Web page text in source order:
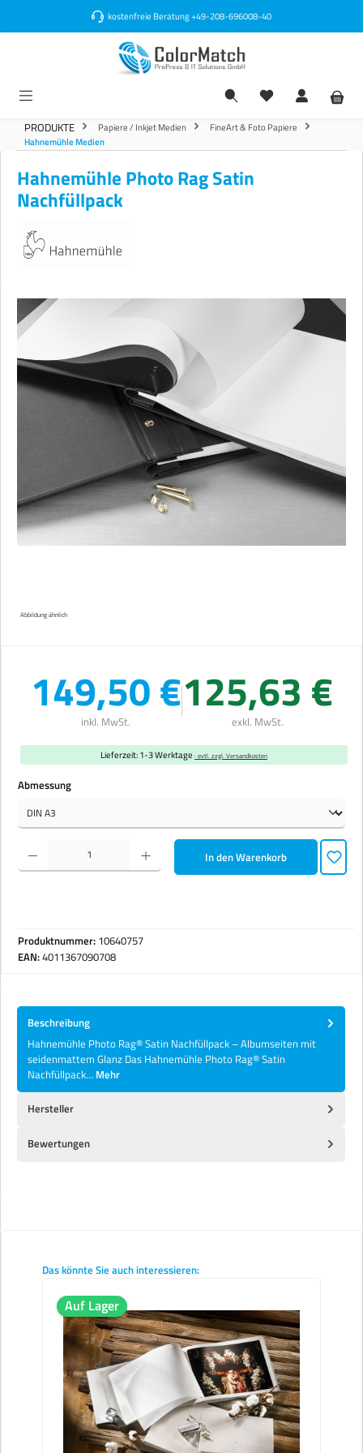
kostenfreie Beratung+49-208-696008-40
PRODUKTE Papiere / Inkjet Medien
FineArt & Foto Papiere
Hahnemühle Medien
Hahnemühle Photo Rag Satin
Nachfüllpack
Bildergalerie überspringen
Abbildung ähnlich
149,50 €
inkl. MwSt.
125,63 €
exkl. MwSt.
Lieferzeit: 1-3 Werktage · evtl. zzgl. Versandkosten
Abmessungauswählen
Produkt Anzahl: Gib den gewünschten Wert ein oder benutze die Schaltflächen um die Anzahl zu
In den Warenkorb
Produktnummer: 10640757
EAN:4011367090708
Beschreibung
Hahnemühle Photo Rag® Satin Nachfüllpack – Albumseiten mit
seidenmattem Glanz Das Hahnemühle Photo Rag® Satin
Nachfüllpack… Mehr
Hersteller
Bewertungen
Produktgalerie überspringen
Das könnte Sie auch interessieren:
Auf Lager